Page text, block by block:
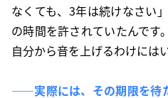
なくても、3年は続けなさい
の時間を許されていたんです
自分から音を上げるわけには
――実際には、その期限を待